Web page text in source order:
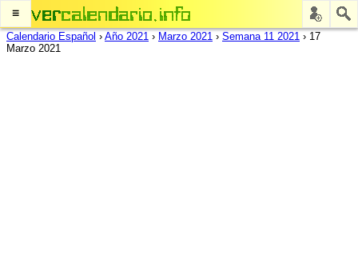
≡
Calendario Español › Año 2021 › Marzo 2021 › Semana 11 2021 › 17
Marzo 2021